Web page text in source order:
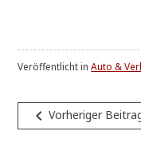
Veröffentlicht inAuto &
navigate_beforeVorheriger